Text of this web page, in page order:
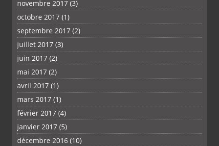
novembre 2017 (3)
octobre 2017 (1)
septembre 2017 (2)
juillet 2017 (3)
juin 2017 (2)
mai 2017 (2)
avril 2017 (1)
mars 2017 (1)
février 2017 (4)
janvier 2017 (5)
décembre 2016 (10)